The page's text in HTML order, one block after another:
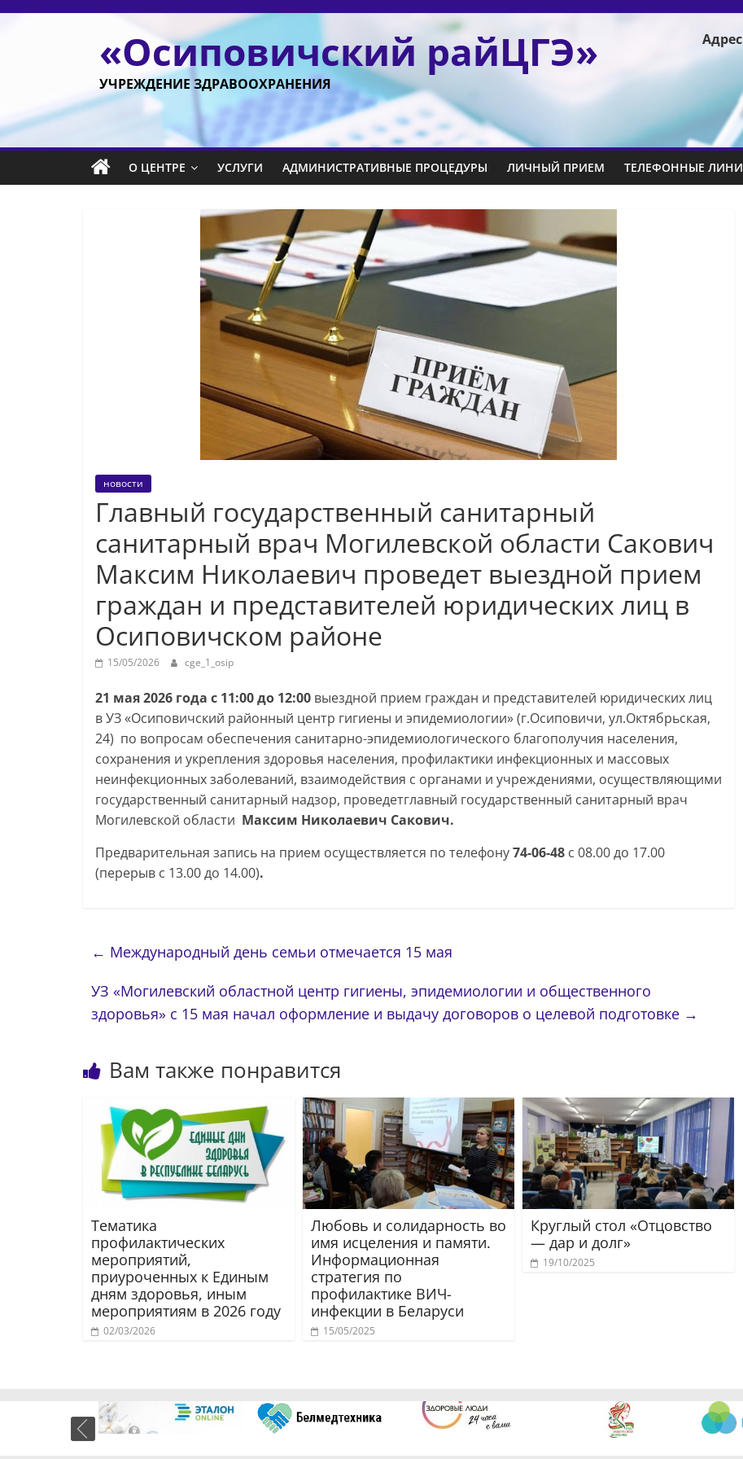
Перейти
«Осиповичский райЦГЭ»
УЧРЕЖДЕНИЕ ЗДРАВООХРАНЕНИЯ
О ЦЕНТРЕ УСЛУГИ АДМИНИСТРАТИВНЫЕ ПРОЦЕДУРЫ ЛИЧНЫЙ ПРИЕМ ТЕЛЕФОННЫЕ
новости
Главный государственный санитарный
санитарный врач Могилевской области Сакович
Максим Николаевич проведет выездной прием
граждан и представителей юридических лиц в
Осиповичском районе
15/05/2026 cge_1_osip
21 мая 2026 года с 11:00 до 12:00 выездной прием граждан и представителей юридических лиц
в УЗ «Осиповичский районный центр гигиены и эпидемиологии» (г.Осиповичи, ул.Октябрьская,
24) по вопросам обеспечения санитарно-эпидемиологического благополучия населения,
сохранения и укрепления здоровья населения, профилактики инфекционных и массовых
неинфекционных заболеваний, взаимодействия с органами и учреждениями, осуществляющими
государственный санитарный надзор, проведетглавный государственный санитарный врач
Могилевской области Максим Николаевич Сакович.
Предварительная запись на прием осуществляется по телефону74-06-48 с 08.00 до 17.00
(перерыв с 13.00 до 14.00).
← Международный день семьи отмечается 15 мая
УЗ «Могилевский областной центр гигиены, эпидемиологии и общественного
здоровья» с 15 мая начал оформление и выдачу договоров о целевой подготовке →
Вам также понравится
Тематика
профилактических
мероприятий,
приуроченных к Единым
дням здоровья, иным
мероприятиям в 2026 году
02/03/2026
Любовь и солидарность во
имя исцеления и памяти.
Информационная
стратегия по
профилактике ВИЧ-
инфекции в Беларуси
15/05/2025
Круглый стол «Отцовство
— дар и долг»
19/10/2025